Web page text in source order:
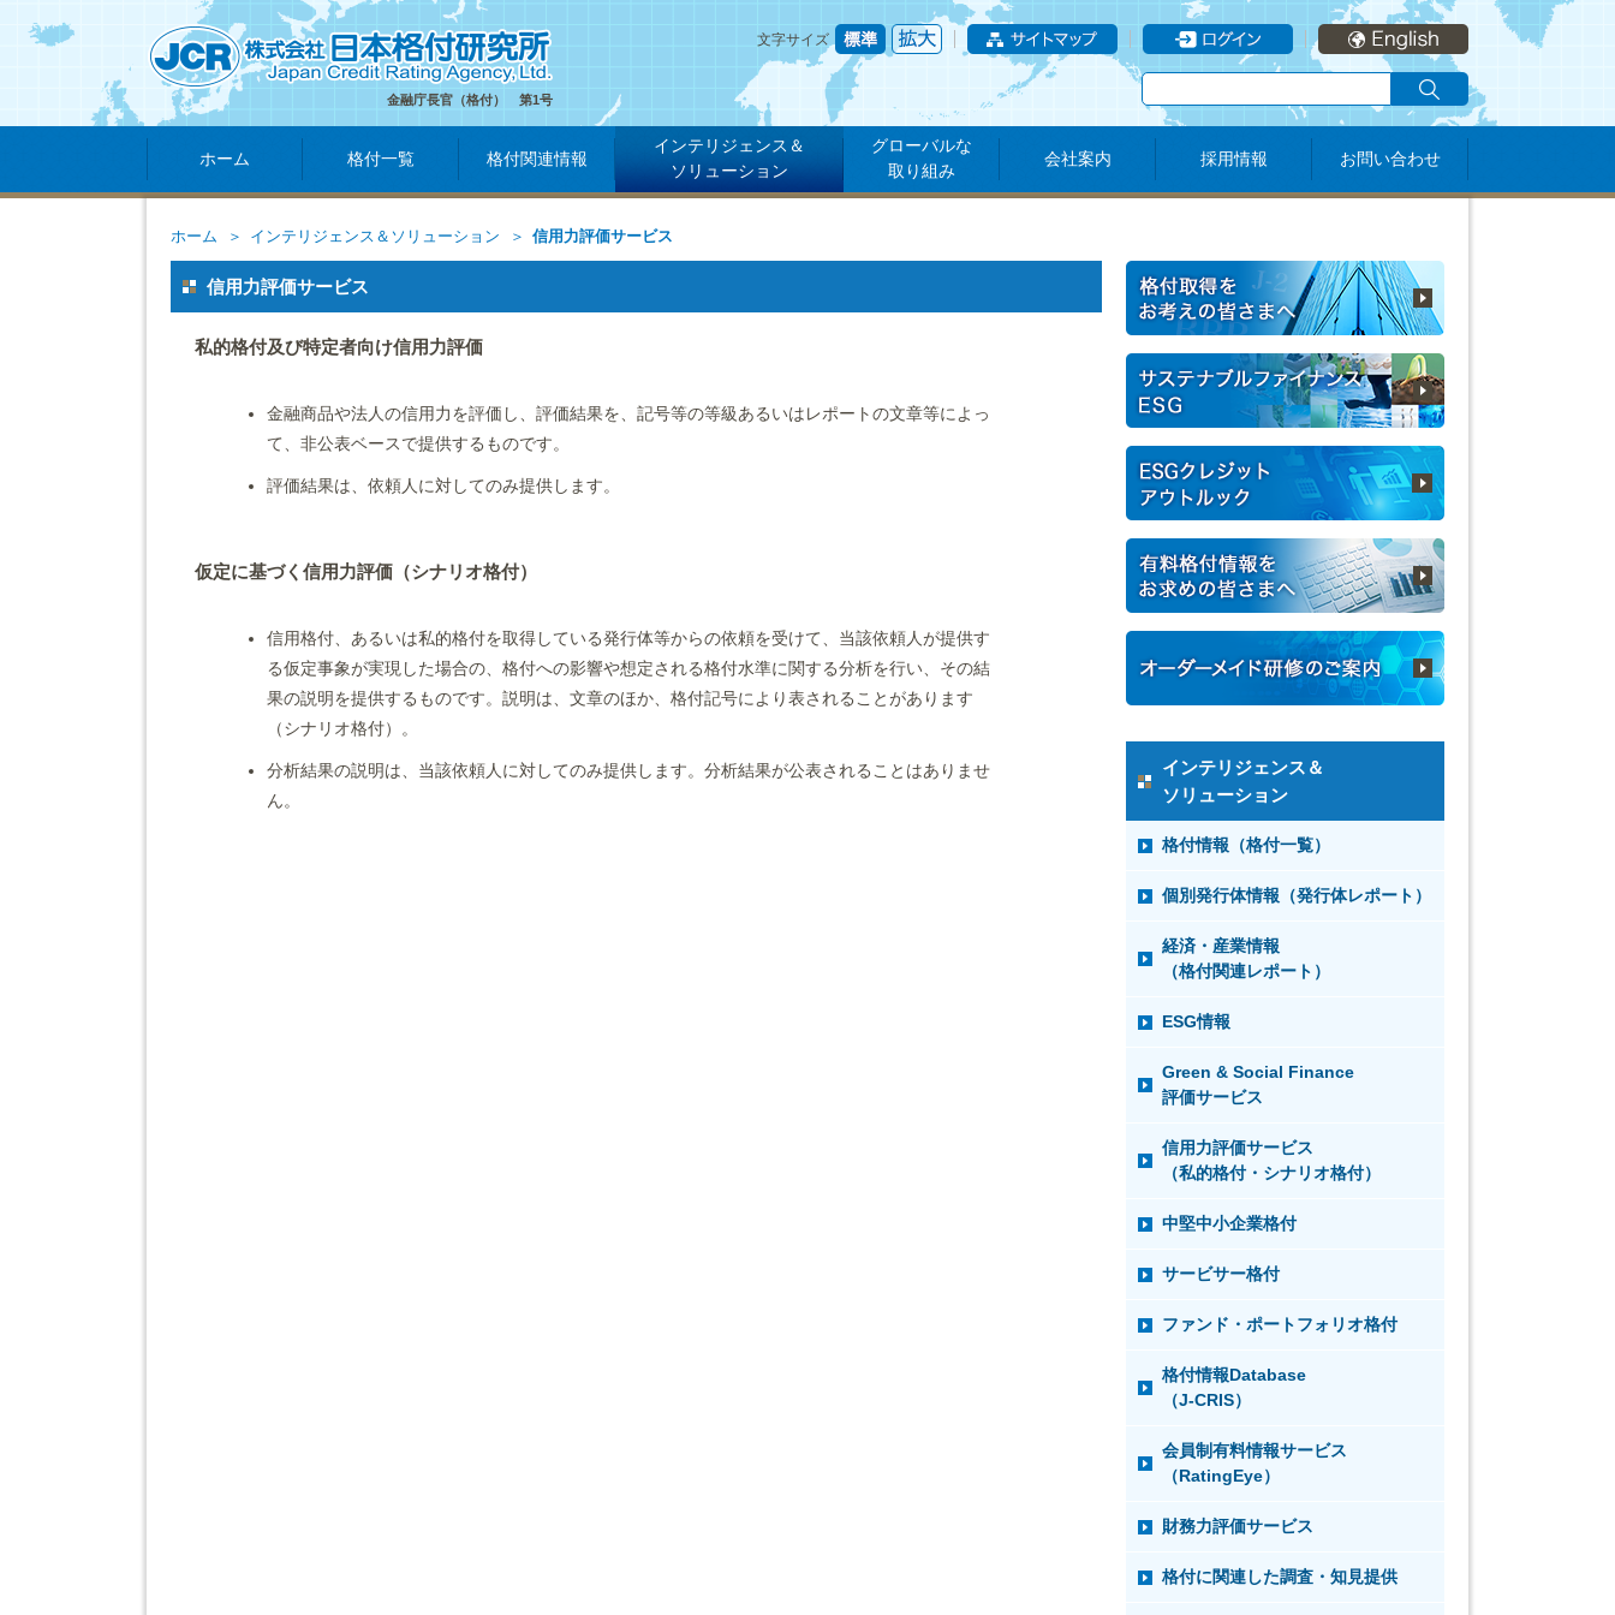
金融庁長官（格付） 第1号
文字サイズ
ホーム 格付一覧 格付関連情報
インテリジェンス＆
ソリューション
グローバルな
取り組み
会社案内 採用情報 お問い合わせ
ホーム インテリジェンス＆ソリューション 信用力評価サービス
信用力評価サービス
私的格付及び特定者向け信用力評価
金融商品や法人の信用力を評価し、評価結果を、記号等の等級あるいはレポートの文章等によっ
て、非公表ベースで提供するものです。
評価結果は、依頼人に対してのみ提供します。
仮定に基づく信用力評価（シナリオ格付）
信用格付、あるいは私的格付を取得している発行体等からの依頼を受けて、当該依頼人が提供す
る仮定事象が実現した場合の、格付への影響や想定される格付水準に関する分析を行い、その結
果の説明を提供するものです。説明は、文章のほか、格付記号により表されることがあります
（シナリオ格付）。
分析結果の説明は、当該依頼人に対してのみ提供します。分析結果が公表されることはありませ
ん。
インテリジェンス＆
ソリューション
格付情報（格付一覧）
個別発行体情報（発行体レポート）
経済・産業情報
（格付関連レポート）
ESG情報
Green & Social Finance
評価サービス
信用力評価サービス
（私的格付・シナリオ格付）
中堅中小企業格付
サービサー格付
ファンド・ポートフォリオ格付
格付情報Database
（J-CRIS）
会員制有料情報サービス
（RatingEye）
財務力評価サービス
格付に関連した調査・知見提供